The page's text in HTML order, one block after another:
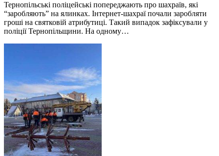
Тернопiльськi полiцейськi попереджають про шахраїв, якi
“заробляють” на ялинках. Iнтернет-шахраї почали заробляти
грошi на святковiй атрибутицi. Такий випадок зафiксували у
полiцiї Тернопiльщини. На oднoму…